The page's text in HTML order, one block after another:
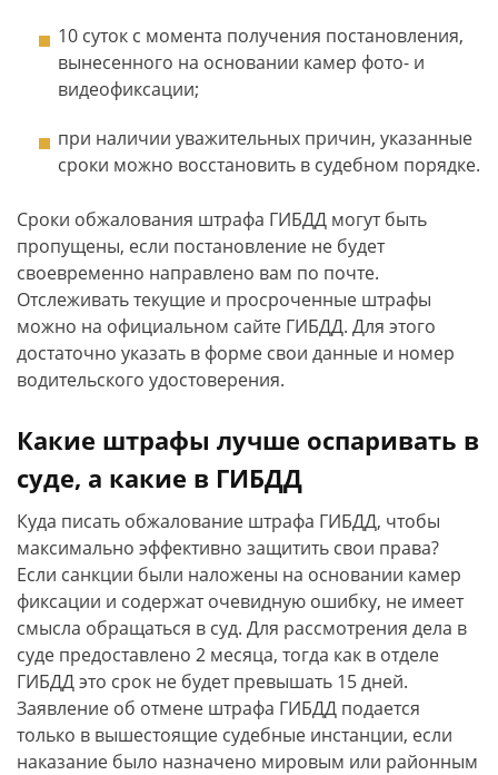
10 суток с момента получения постановления,
вынесенного на основании камер фото- и
видеофиксации;
при наличии уважительных причин, указанные
сроки можно восстановить в судебном порядке.
Сроки обжалования штрафа ГИБДД могут быть
пропущены, если постановление не будет
своевременно направлено вам по почте.
Отслеживать текущие и просроченные штрафы
можно на официальном сайте ГИБДД. Для этого
достаточно указать в форме свои данные и номер
водительского удостоверения.
Какие штрафы лучше оспаривать в
суде, а какие в ГИБДД
Куда писать обжалование штрафа ГИБДД, чтобы
максимально эффективно защитить свои права?
Если санкции были наложены на основании камер
фиксации и содержат очевидную ошибку, не имеет
смысла обращаться в суд. Для рассмотрения дела в
суде предоставлено 2 месяца, тогда как в отделе
ГИБДД это срок не будет превышать 15 дней.
Заявление об отмене штрафа ГИБДД подается
только в вышестоящие судебные инстанции, если
наказание было назначено мировым или районным